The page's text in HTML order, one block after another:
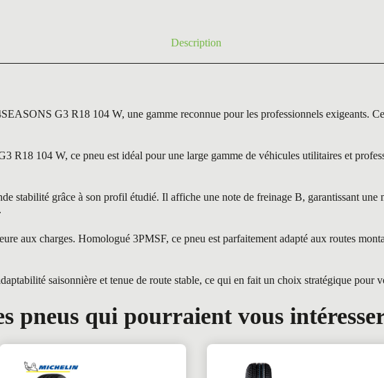
Description
G3 R18 104 W, une gamme reconnue pour les professionnels exigeants.
104 W, ce pneu est idéal pour une large gamme de véhicules utilitaires et
stabilité grâce à son profil étudié. Il affiche une note de freinage B, garantissant
aux charges. Homologué 3PMSF, ce pneu est parfaitement adapté aux routes
saisonnière et tenue de route stable, ce qui en fait un choix stratégique pour
pneus qui pourraient vous